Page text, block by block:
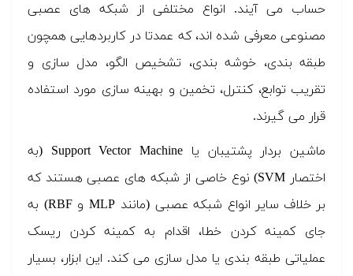
حساب می آیند. انواع مختلفی از شبکه های عصبی
مصنوعی معرفی شده اند، که عمدتا در کاربردهایی همچون
طبقه بندی، خوشه بندی، تشخیص الگو، مدل سازی و
تقریب توابع، کنترل، تخمین و بهینه سازی مورد استفاده
قرار می گیرند.
ماشین بردار پشتیبان یا Support Vector Machine (به
اختصار SVM) نوع خاصی از شبکه های عصبی هستند که
بر خلاف سایر انواع شبکه عصبی (مانند MLP و RBF) به
جای کمینه کردن خطا، اقدام به کمینه کردن ریسک
عملیاتی طبقه بندی یا مدل سازی می کند. این ابزار، بسیار